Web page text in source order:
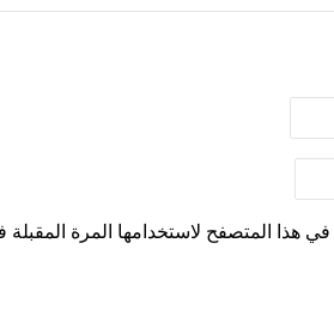
هذا المتصفح لاستخدامها المرة المقبلة